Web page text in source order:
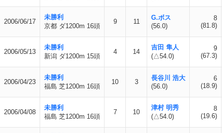
2006/06/17
未勝利
京都 ダ1200m 16頭
9 11
G.ボス
(56.0)
8
(81.8)
2006/05/13
未勝利
新潟 ダ1200m 15頭
4 14
吉田 隼人
(△54.0)
9
(67.3)
2006/04/23
未勝利
福島 芝1200m 16頭
10 3
長谷川 浩大
(56.0)
6
(18.9)
2006/04/08
未勝利
福島 芝1200m 16頭
7 10
津村 明秀
(△54.0)
8
(19.6)